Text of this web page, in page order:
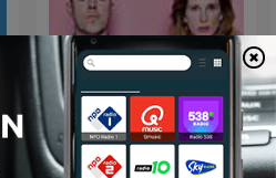
Het Bankstel